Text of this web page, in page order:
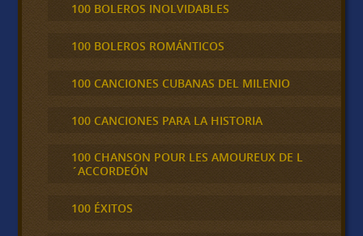
100 BOLEROS INOLVIDABLES
100 BOLEROS ROMÁNTICOS
100 CANCIONES CUBANAS DEL MILENIO
100 CANCIONES PARA LA HISTORIA
100 CHANSON POUR LES AMOUREUX DE L
´ACCORDEÓN
100 ÉXITOS